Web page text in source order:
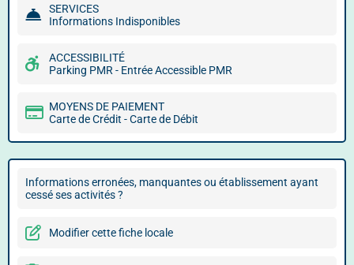
SERVICES
Informations Indisponibles
ACCESSIBILITÉ
Parking PMR - Entrée Accessible PMR
MOYENS DE PAIEMENT
Carte de Crédit - Carte de Débit
Informations erronées, manquantes ou établissement ayant
cessé ses activités ?
Modifier cette fiche locale